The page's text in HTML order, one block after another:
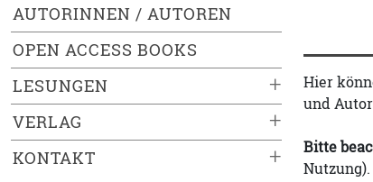
AUTORINNEN / AUTOREN
OPEN ACCESS BOOKS
+
LESUNGEN
+
VERLAG
+
KONTAKT
Hier
und
Bitte